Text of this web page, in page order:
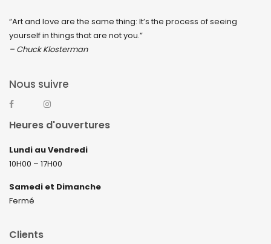
“Art and love are the same thing: It’s the process of seeing
yourself in things that are not you.”
– Chuck Klosterman
Nous suivre
Heures d'ouvertures
Lundi au Vendredi
10H00 – 17H00
Samedi et Dimanche
Fermé
Clients